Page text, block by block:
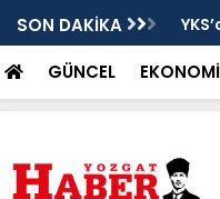
SON DAKİKA
GÜNCEL EKONOMİ